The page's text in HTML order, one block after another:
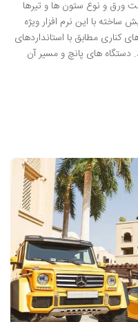
ورق و نوع ستون ها و تیرها
با این نرم افزار ویژه
کناری مطابق با استانداردهای
های پانچ و مسیر آن